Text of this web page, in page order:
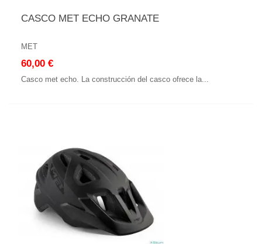
CASCO MET ECHO GRANATE
MET
60,00 €
Casco met echo. La construcción del casco ofrece la...